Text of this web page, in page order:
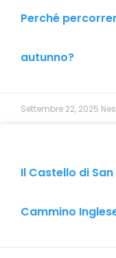
Perché
autunno?
Settembre 22, 2025
Il Castello di
Cammino